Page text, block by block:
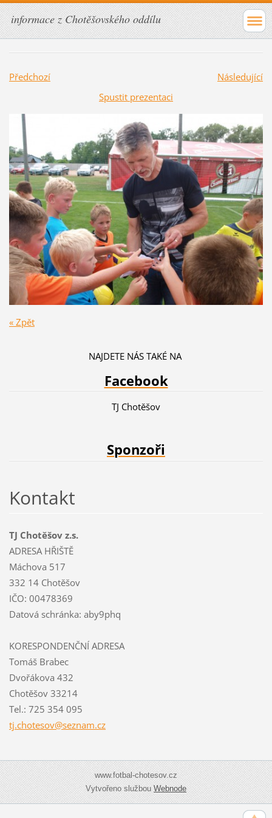
informace z Chotěšovského oddílu
Předchozí
Následující
Spustit prezentaci
« Zpět
NAJDETE NÁS TAKÉ NA
Facebook
TJ Chotěšov
Sponzoři
Kontakt
TJ Chotěšov z.s.
ADRESA HŘIŠTĚ
Máchova 517
332 14 Chotěšov
IČO: 00478369
Datová schránka: aby9phq
KORESPONDENČNÍ ADRESA
Tomáš Brabec
Dvořákova 432
Chotěšov 33214
Tel.: 725 354 095
tj.chotesov@seznam.cz
www.fotbal-chotesov.cz
Vytvořeno službouWebnode